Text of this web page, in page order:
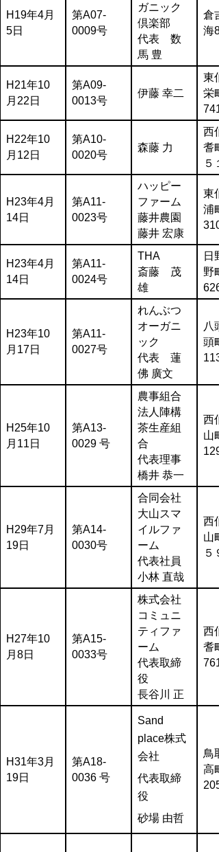
H19年4月
5日
第A07-
0009号
ガニック
倶楽部
代表 数
馬 豊
倉
海
H21年10
月22日
第A09-
0013号
伊藤 幸二
東
栄
H22年10
月12日
第A10-
0020号
森藤 力
西
耆
５
H23年4月
14日
第A11-
0023号
ハッピー
ファーム
藤井農園
藤井 宏康
東
浦
H23年4月
14日
第A11-
0024号
THA
斎藤 茂
雄
日
野
H23年10
月17日
第A11-
0027号
れんぶつ
オーガニ
ック
代表 蓮
佛 廣文
八
頭
H25年10
月11日
第A13-
0029 号
農事組合
法人陣構
茶生産組
合
代表理事
橋井 恭一
西
山
H29年7月
19日
第A14-
0030号
合同会社
大山スマ
イルファ
ーム
代表社員
小林 直哉
西
山
５９
H27年10
月8日
第A15-
0033号
株式会社
コミュニ
ティファ
ーム
代表取締
役
長谷川 正
西
耆
H31年3月
19日
第A18-
0036 号
Sand
place株式
会社
代表取締
役
砂場 由哲
鳥
高
205